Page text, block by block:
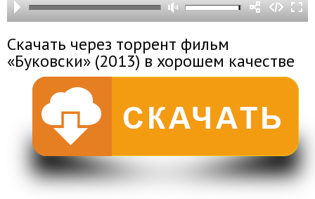
Скачать через торрент фильм
«Буковски» (2013) в хорошем качестве